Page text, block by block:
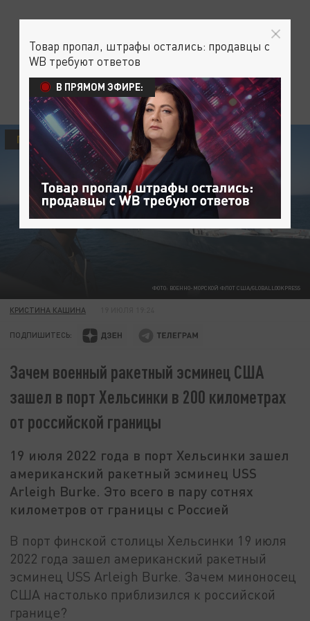
ФОТО: ВОЕННО-МОРСКОЙ ФЛОТ США/GLOBALLOOKPRESS
ПОЛИТИКА
КРИСТИНА КАШИНА
ПОДПИШИТЕСЬ:
Зачем военный ракетный эсминец США
зашел в порт Хельсинки в 200 километрах
от российской границы
19 июля 2022 года в порт Хельсинки зашел
американский ракетный эсминец USS
Arleigh Burke. Это всего в пару сотнях
километров от границы с Россией
В порт финской столицы Хельсинки 19 июля
2022 года зашел американский ракетный
эсминец USS Arleigh Burke. Зачем миноносец
США настолько приблизился к российской
границе?
Товар пропал, штрафы остались: продавцы с
WB требуют ответов
В ПРЯМОМ ЭФИРЕ: